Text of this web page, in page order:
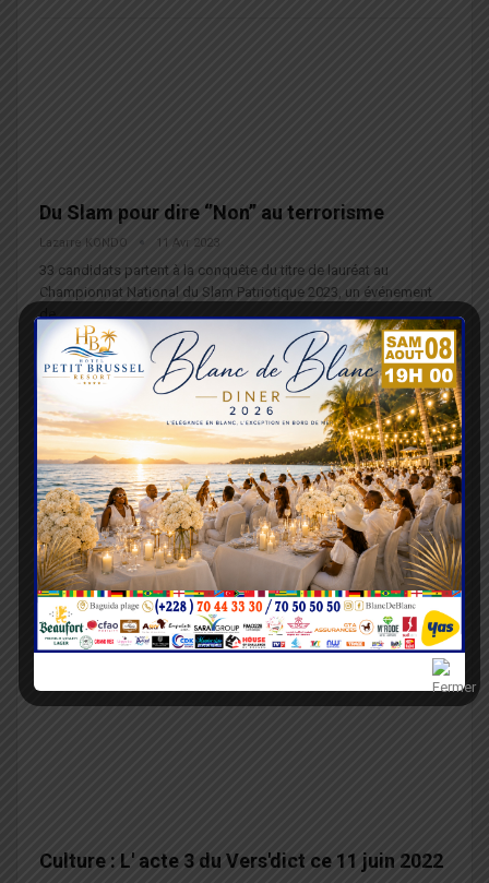
Du Slam pour dire ‘’Non’’ au terrorisme
Lazarre KONDO 11 Avr 2023
33 candidats partent à la conquête du titre de lauréat au
Championnat National du Slam Patriotique 2023, un événement
de…
Musique : Kaporal Wisdom, 10 ans
d'engagement citoyen par le slam
Lazarre KONDO 21 Juil 2022
Dans une interview exclusivement accordée à la rédaction de
Matin Libre Togo, le slameur togolais Kaporal Wisdom a tout…
Culture : L' acte 3 du Vers'dict ce 11 juin 2022